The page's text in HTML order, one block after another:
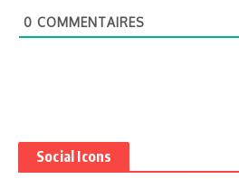
0 COMMENTAIRES
Social Icons